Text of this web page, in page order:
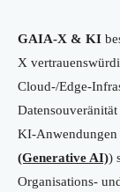
GAIA-X & KI
X
Cloud-/Edge-
KI-
(Generative AI))
Organisations-